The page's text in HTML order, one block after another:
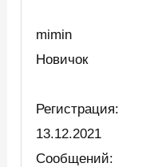
mimin
Новичок
Регистрация:
13.12.2021
Сообщений: